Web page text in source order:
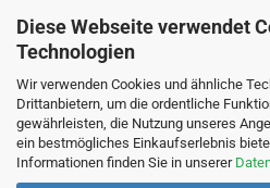
Diese Webseite verwendet
Technologien
Wir verwenden Cookies und ähnliche
Drittanbietern, um die ordentliche
gewährleisten, die Nutzung unseres
ein bestmögliches Einkaufserlebnis
Informationen finden Sie in unserer